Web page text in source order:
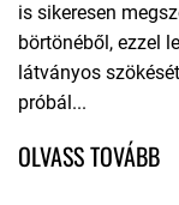
is sikeresen
börtönéből, ezzel
látványos
próbál...